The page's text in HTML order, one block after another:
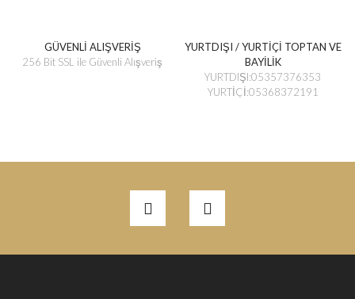
GÜVENLİ ALIŞVERİŞ
256 Bit SSL ile Güvenli Alışveriş
YURTDIŞI / YURTİÇİ TOPTAN VE
BAYİLİK
YURTDIŞI:05357376353
YURTİÇİ:05368372191